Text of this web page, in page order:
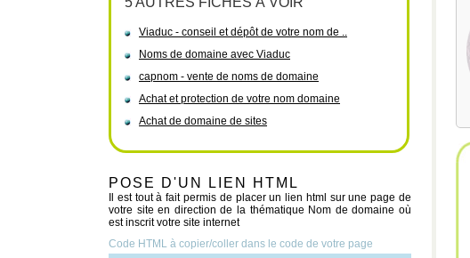
Viaduc - conseil et dépôt de votre nom de ..
Noms de domaine avec Viaduc
capnom - vente de noms de domaine
Achat et protection de votre nom domaine
Achat de domaine de sites
POSE D'UN LIEN HTML
Il est tout à fait permis de placer un lien html sur une page de
votre site en direction de la thématique Nom de domaine où
est inscrit votre site internet
Code HTML à copier/coller dans le code de votre page